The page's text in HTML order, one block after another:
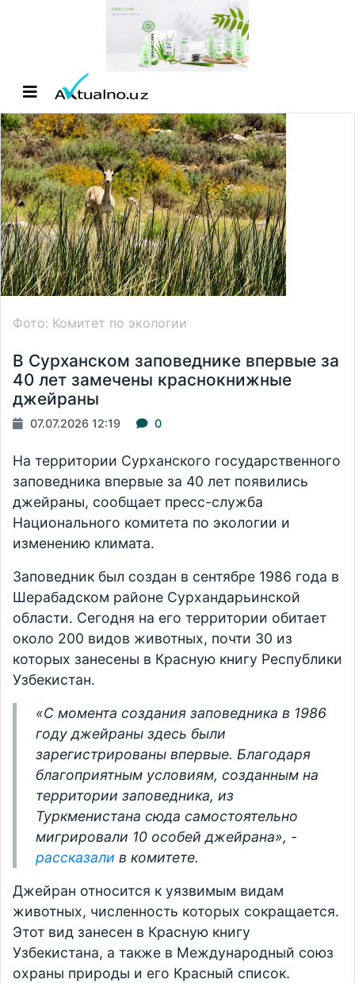
Фото: Комитет по экологии
В Сурханском заповеднике впервые за
40 лет замечены краснокнижные
джейраны
07.07.2026 12:19 0
На территории Сурханского государственного
заповедника впервые за 40 лет появились
джейраны, сообщает пресс-служба
Национального комитета по экологии и
изменению климата.
Заповедник был создан в сентябре 1986 года в
Шерабадском районе Сурхандарьинской
области. Сегодня на его территории обитает
около 200 видов животных, почти 30 из
которых занесены в Красную книгу Республики
Узбекистан.
«С момента создания заповедника в 1986
году джейраны здесь были
зарегистрированы впервые. Благодаря
благоприятным условиям, созданным на
территории заповедника, из
Туркменистана сюда самостоятельно
мигрировали 10 особей джейрана», -
рассказали в комитете.
Джейран относится к уязвимым видам
животных, численность которых сокращается.
Этот вид занесен в Красную книгу
Узбекистана, а также в Международный союз
охраны природы и его Красный список.